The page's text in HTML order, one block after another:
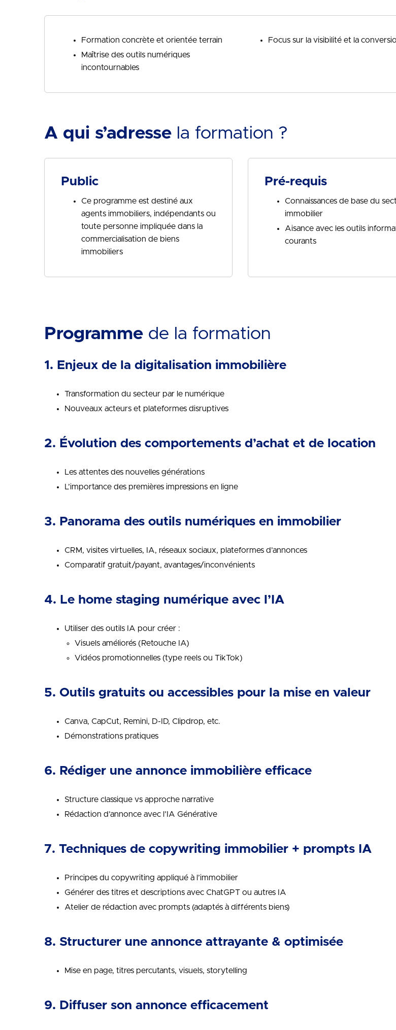
Formation concrète et orientée terrain
Maîtrise des outils numériques
incontournables
Focus sur la visibilité et la
A qui s’adresse la formation ?
Public
Ce programme est destiné aux
agents immobiliers, indépendants ou
toute personne impliquée dans la
commercialisation de biens
immobiliers
Pré-requis
Connaissances de base du
immobilier
Aisance avec les outils
courants
Programme de la formation
1. Enjeux de la digitalisation immobilière
Transformation du secteur par le numérique
Nouveaux acteurs et plateformes disruptives
2. Évolution des comportements d’achat et de location
Les attentes des nouvelles générations
L’importance des premières impressions en ligne
3. Panorama des outils numériques en immobilier
CRM, visites virtuelles, IA, réseaux sociaux, plateformes d’annonces
Comparatif gratuit/payant, avantages/inconvénients
4. Le home staging numérique avec l’IA
Utiliser des outils IA pour créer :
Visuels améliorés (Retouche IA)
Vidéos promotionnelles (type reels ou TikTok)
5. Outils gratuits ou accessibles pour la mise en valeur
Canva, CapCut, Remini, D-ID, Clipdrop, etc.
Démonstrations pratiques
6. Rédiger une annonce immobilière efficace
Structure classique vs approche narrative
Rédaction d’annonce avec l’IA Générative
7. Techniques de copywriting immobilier + prompts IA
Principes du copywriting appliqué à l’immobilier
Générer des titres et descriptions avec ChatGPT ou autres IA
Atelier de rédaction avec prompts (adaptés à différents biens)
8. Structurer une annonce attrayante & optimisée
Mise en page, titres percutants, visuels, storytelling
9. Diffuser son annonce efficacement